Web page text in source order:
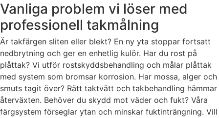
Vanliga problem vi löser med
professionell takmålning
Är takfärgen sliten eller blekt? En ny yta stoppar fortsatt
nedbrytning och ger en enhetlig kulör. Har du rost på
plåttak? Vi utför rostskyddsbehandling och målar plåttak
med system som bromsar korrosion. Har mossa, alger och
smuts tagit över? Rätt taktvätt och takbehandling hämmar
återväxten. Behöver du skydd mot väder och fukt? Våra
färgsystem förseglar ytan och minskar fuktinträngning. Vill